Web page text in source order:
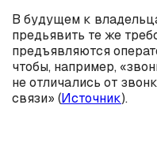
В будущем к
предьявить те же
предъявляются
чтобы, например,
не отличались от
связи» (Источник).